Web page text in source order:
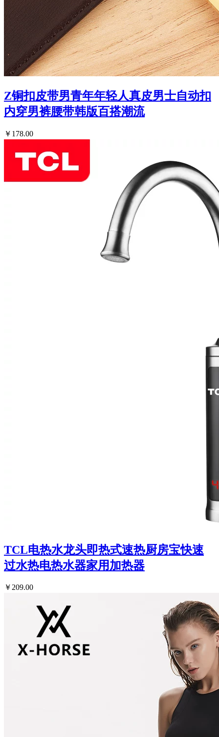
Z铜扣皮带男青年年轻人真皮男士自动扣
内穿男裤腰带韩版百搭潮流
￥178.00
TCL电热水龙头即热式速热厨房宝快速
过水热电热水器家用加热器
￥209.00